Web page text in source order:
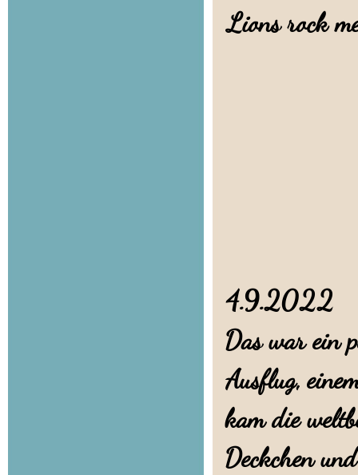
Lions rock
Das war ein
Ausflug,
kam die
Deckchen